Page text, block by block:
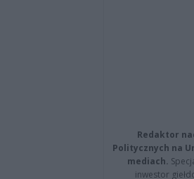
Redaktor
Politycznych na
mediach.
inwestor